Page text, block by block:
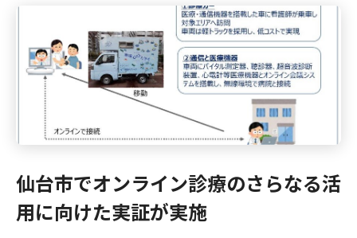
仙台市でオンライン診療のさらなる活
用に向けた実証が実施